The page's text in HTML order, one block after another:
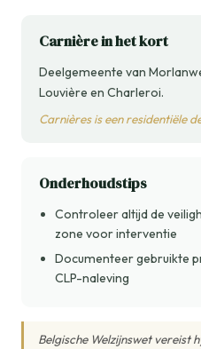
Carnière in het kort
Deelgemeente van
Louvière en Charleroi.
Carnières is een residentiële
Onderhoudstips
Controleer altijd de
zone voor interventie
Documenteer gebruikte
CLP-naleving
Belgische Welzijnswet vereist